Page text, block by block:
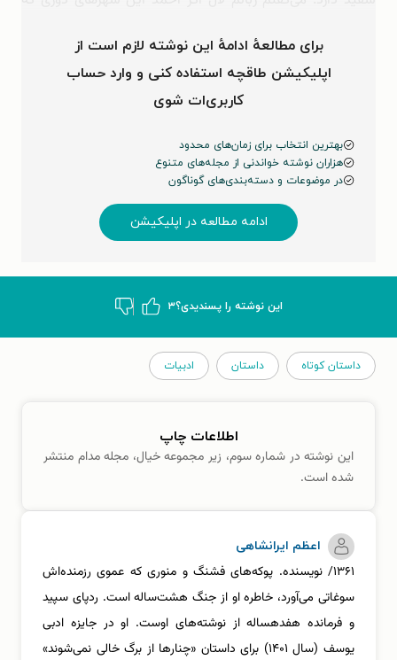
برای مطالعهٔ ادامهٔ این نوشته لازم است از
اپلیکیشن طاقچه استفاده کنی و وارد حساب
کاربری‌ات شوی
بهترین انتخاب برای زمان‌های محدود
هزاران نوشته خواندنی از مجله‌های متنوع
در موضوعات و دسته‌بندی‌های گوناگون
ادامه مطالعه در اپلیکیشن
این نوشته‌ را پسندیدی؟۳
داستان کوتاه داستان ادبیات
اطلاعات چاپ
این نوشته در شماره سوم، زیر مجموعه خیال، مجله مدام منتشر
شده است.
اعظم ایرانشاهی
۱۳۶۱/ نویسنده. پوکه‌های فشنگ و منوری که عموی رزمنده‌اش
سوغاتی می‌آورد، خاطره او از جنگ هشت‌ساله است. ردپای سپید
و فرمانده هفدهساله از نوشته‌های اوست. او در جایزه ادبی
یوسف (سال ۱۴۰۱) برای داستان «چنارها از برگ خالی نمی‌شوند»